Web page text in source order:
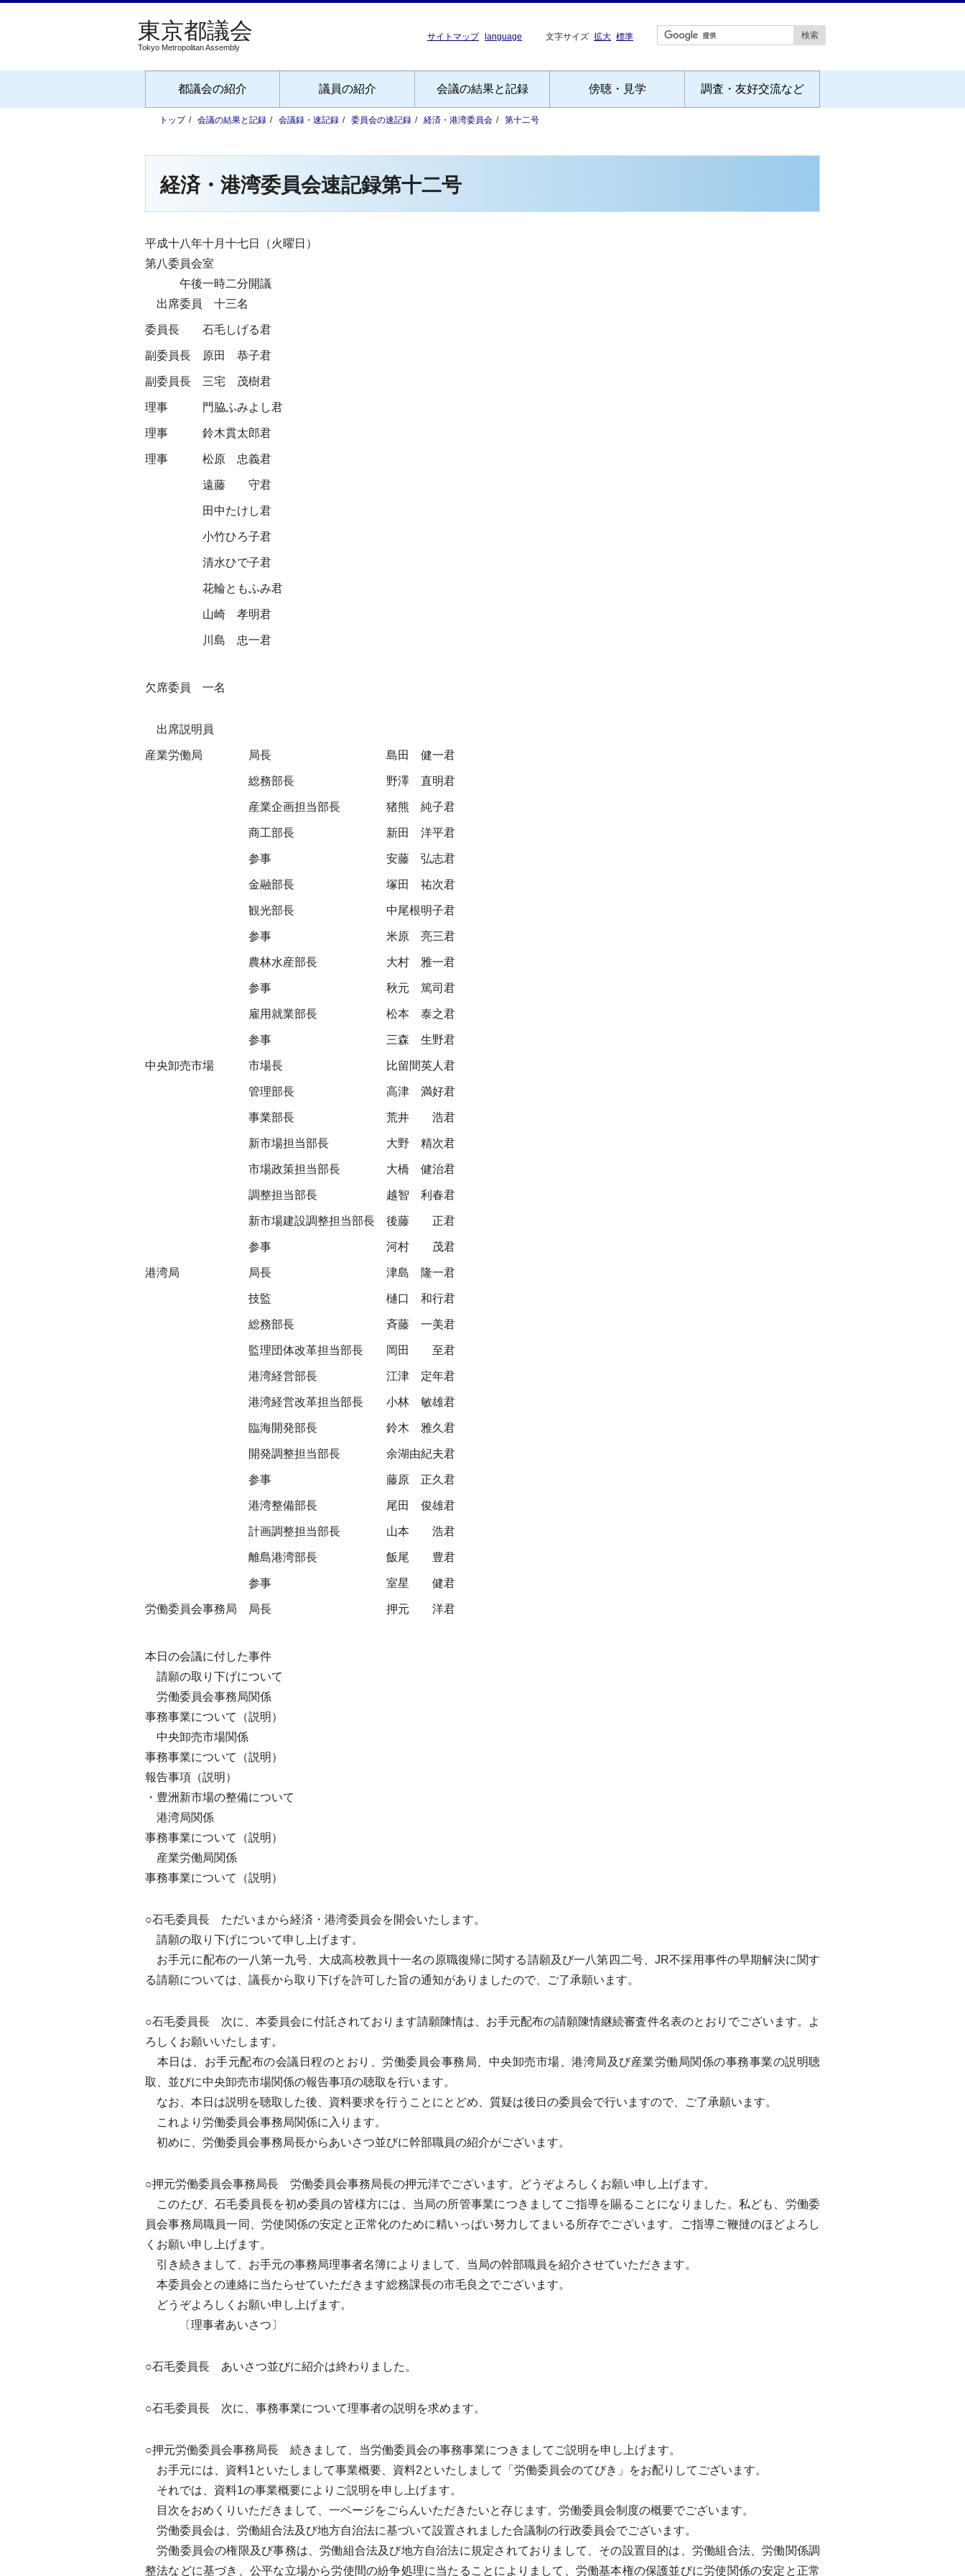
Tokyo Metropolitan Assembly
サイトマップ language 文字サイズ 拡大 標準
都議会の紹介 議員の紹介 会議の結果と記録 傍聴・見学 調査・友好交流など
トップ 会議の結果と記録 会議録・速記録 委員会の速記録 経済・港湾委員会 第十二号
経済・港湾委員会速記録第十二号
平成十八年十月十七日（火曜日）
第八委員会室
午後一時二分開議
出席委員 十三名
委員長 石毛しげる君
副委員長 原田 恭子君
副委員長 三宅 茂樹君
理事 門脇ふみよし君
理事 鈴木貫太郎君
理事 松原 忠義君
遠藤 守君
田中たけし君
小竹ひろ子君
清水ひで子君
花輪ともふみ君
山崎 孝明君
川島 忠一君
欠席委員 一名
出席説明員
産業労働局 局長 島田 健一君
総務部長 野澤 直明君
産業企画担当部長 猪熊 純子君
商工部長 新田 洋平君
参事 安藤 弘志君
金融部長 塚田 祐次君
観光部長 中尾根明子君
参事 米原 亮三君
農林水産部長 大村 雅一君
参事 秋元 篤司君
雇用就業部長 松本 泰之君
参事 三森 生野君
中央卸売市場 市場長 比留間英人君
管理部長 高津 満好君
事業部長 荒井 浩君
新市場担当部長 大野 精次君
市場政策担当部長 大橋 健治君
調整担当部長 越智 利春君
新市場建設調整担当部長 後藤 正君
参事 河村 茂君
港湾局 局長 津島 隆一君
技監 樋口 和行君
総務部長 斉藤 一美君
監理団体改革担当部長 岡田 至君
港湾経営部長 江津 定年君
港湾経営改革担当部長 小林 敏雄君
臨海開発部長 鈴木 雅久君
開発調整担当部長 余湖由紀夫君
参事 藤原 正久君
港湾整備部長 尾田 俊雄君
計画調整担当部長 山本 浩君
離島港湾部長 飯尾 豊君
参事 室星 健君
労働委員会事務局 局長 押元 洋君
本日の会議に付した事件
請願の取り下げについて
労働委員会事務局関係
事務事業について（説明）
中央卸売市場関係
事務事業について（説明）
報告事項（説明）
・豊洲新市場の整備について
港湾局関係
事務事業について（説明）
産業労働局関係
事務事業について（説明）
○石毛委員長 ただいまから経済・港湾委員会を開会いたします。
請願の取り下げについて申し上げます。
お手元に配布の一八第一九号、大成高校教員十一名の原職復帰に関する請願及び一八第四二号、JR不採用事件の早期解決に関す
る請願については、議長から取り下げを許可した旨の通知がありましたので、ご了承願います。
○石毛委員長 次に、本委員会に付託されております請願陳情は、お手元配布の請願陳情継続審査件名表のとおりでございます。よ
ろしくお願いいたします。
本日は、お手元配布の会議日程のとおり、労働委員会事務局、中央卸売市場、港湾局及び産業労働局関係の事務事業の説明聴
取、並びに中央卸売市場関係の報告事項の聴取を行います。
なお、本日は説明を聴取した後、資料要求を行うことにとどめ、質疑は後日の委員会で行いますので、ご了承願います。
これより労働委員会事務局関係に入ります。
初めに、労働委員会事務局長からあいさつ並びに幹部職員の紹介がございます。
○押元労働委員会事務局長 労働委員会事務局長の押元洋でございます。どうぞよろしくお願い申し上げます。
このたび、石毛委員長を初め委員の皆様方には、当局の所管事業につきましてご指導を賜ることになりました。私ども、労働委
員会事務局職員一同、労使関係の安定と正常化のために精いっぱい努力してまいる所存でございます。ご指導ご鞭撻のほどよろし
くお願い申し上げます。
引き続きまして、お手元の事務局理事者名簿によりまして、当局の幹部職員を紹介させていただきます。
本委員会との連絡に当たらせていただきます総務課長の市毛良之でございます。
どうぞよろしくお願い申し上げます。
〔理事者あいさつ〕
○石毛委員長 あいさつ並びに紹介は終わりました。
○石毛委員長 次に、事務事業について理事者の説明を求めます。
○押元労働委員会事務局長 続きまして、当労働委員会の事務事業につきましてご説明を申し上げます。
お手元には、資料1といたしまして事業概要、資料2といたしまして「労働委員会のてびき」をお配りしてございます。
それでは、資料1の事業概要によりご説明を申し上げます。
目次をおめくりいただきまして、一ページをごらんいただきたいと存じます。労働委員会制度の概要でございます。
労働委員会は、労働組合法及び地方自治法に基づいて設置されました合議制の行政委員会でございます。
労働委員会の権限及び事務は、労働組合法及び地方自治法に規定されておりまして、その設置目的は、労働組合法、労働関係調
整法などに基づき、公平な立場から労使間の紛争処理に当たることによりまして、労働基本権の保護並びに労使関係の安定と正常